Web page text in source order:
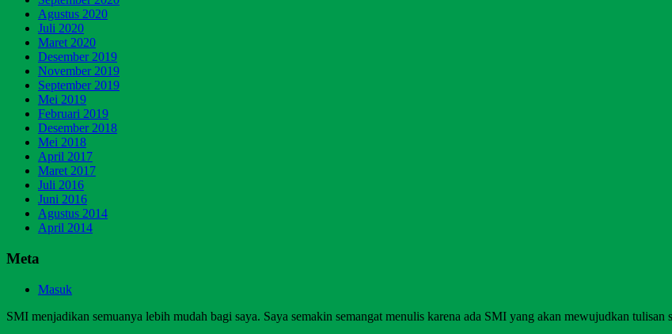
Agustus 2020
Juli 2020
Maret 2020
Desember 2019
November 2019
September 2019
Mei 2019
Februari 2019
Desember 2018
Mei 2018
April 2017
Maret 2017
Juli 2016
Juni 2016
Agustus 2014
April 2014
Meta
Masuk
SMI menjadikan semuanya lebih mudah bagi saya. Saya semakin semangat menulis karena ada SMI yang akan mewujudkan tulisan